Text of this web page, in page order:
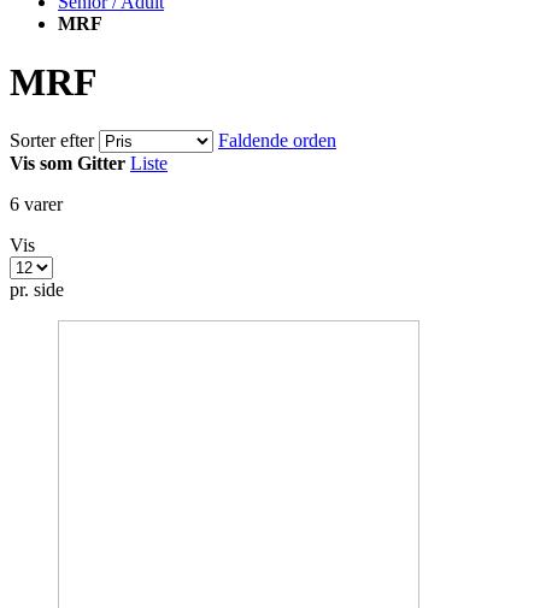
MRF
MRF
Sorter efter
Faldende orden
Vis som Gitter Liste
6 varer
Vis
pr. side